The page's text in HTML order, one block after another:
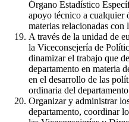
Órgano Estadístico
apoyo técnico a cualquier
materias relacionadas con
A través de la unidad de
la Viceconsejería de
dinamizar el trabajo que
departamento en materia
en el desarrollo de las
ordinaria del
Organizar y administrar
departamento, coordinar